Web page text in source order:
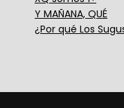
Y MAÑANA, QUÉ
¿Por qué Los